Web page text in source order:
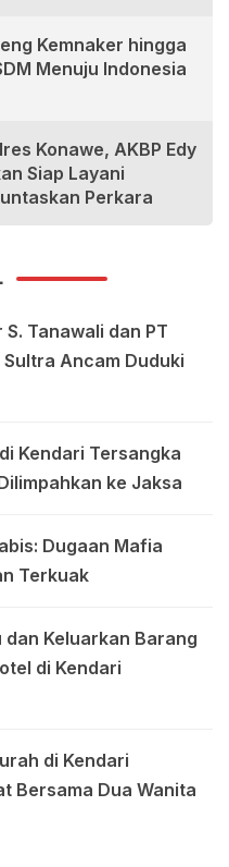
Kemnaker hingga
Menuju Indonesia
Konawe, AKBP Edy
Siap Layani
Perkara
Tanawali dan PT
Sultra Ancam Duduki
Kendari Tersangka
ke Jaksa
Dugaan Mafia
Terkuak
dan Keluarkan Barang
di Kendari
di Kendari
Bersama Dua Wanita